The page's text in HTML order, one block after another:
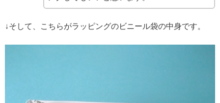
↓そして、こちらがラッピングのビニール袋の中身です。